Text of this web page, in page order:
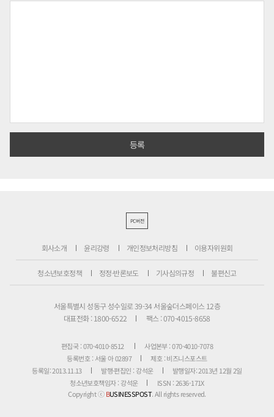
PC버전
회사소개 윤리강령 개인정보처리방침 이용자위원회
청소년보호정책 정정·반론보도 기사심의규정 불편신고
서울특별시 성동구 성수일로 39-34 서울숲더스페이스 12층
대표전화 : 1800-6522
팩스 : 070-4015-8658
편집국 : 070-4010-8512
사업본부 : 070-4010-7078
등록번호 : 서울 아 02897
제호 : 비즈니스포스트
등록일: 2013.11.13
발행·편집인 : 강석운
발행일자: 2013년 12월 2일
청소년보호책임자 : 강석운
ISSN : 2636-171X
Copyright ⓒBUSINESSPOST. All rights reserved.